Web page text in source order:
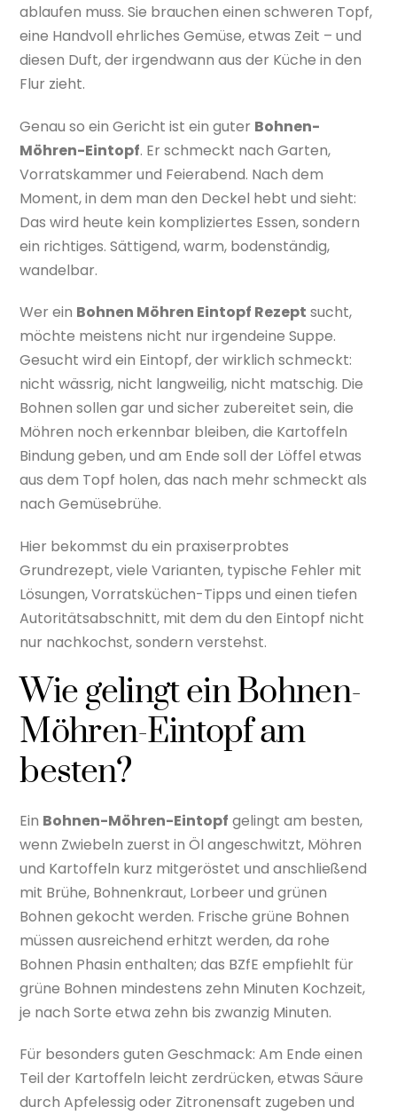
ablaufen muss. Sie brauchen einen schweren Topf,
eine Handvoll ehrliches Gemüse, etwas Zeit – und
diesen Duft, der irgendwann aus der Küche in den
Flur zieht.
Genau so ein Gericht ist ein guter Bohnen-
Möhren-Eintopf. Er schmeckt nach Garten,
Vorratskammer und Feierabend. Nach dem
Moment, in dem man den Deckel hebt und sieht:
Das wird heute kein kompliziertes Essen, sondern
ein richtiges. Sättigend, warm, bodenständig,
wandelbar.
Wer ein Bohnen Möhren Eintopf Rezept sucht,
möchte meistens nicht nur irgendeine Suppe.
Gesucht wird ein Eintopf, der wirklich schmeckt:
nicht wässrig, nicht langweilig, nicht matschig. Die
Bohnen sollen gar und sicher zubereitet sein, die
Möhren noch erkennbar bleiben, die Kartoffeln
Bindung geben, und am Ende soll der Löffel etwas
aus dem Topf holen, das nach mehr schmeckt als
nach Gemüsebrühe.
Hier bekommst du ein praxiserprobtes
Grundrezept, viele Varianten, typische Fehler mit
Lösungen, Vorratsküchen-Tipps und einen tiefen
Autoritätsabschnitt, mit dem du den Eintopf nicht
nur nachkochst, sondern verstehst.
Wie gelingt ein Bohnen-
Möhren-Eintopf am
besten?
Ein Bohnen-Möhren-Eintopf gelingt am besten,
wenn Zwiebeln zuerst in Öl angeschwitzt, Möhren
und Kartoffeln kurz mitgeröstet und anschließend
mit Brühe, Bohnenkraut, Lorbeer und grünen
Bohnen gekocht werden. Frische grüne Bohnen
müssen ausreichend erhitzt werden, da rohe
Bohnen Phasin enthalten; das BZfE empfiehlt für
grüne Bohnen mindestens zehn Minuten Kochzeit,
je nach Sorte etwa zehn bis zwanzig Minuten.
Für besonders guten Geschmack: Am Ende einen
Teil der Kartoffeln leicht zerdrücken, etwas Säure
durch Apfelessig oder Zitronensaft zugeben und